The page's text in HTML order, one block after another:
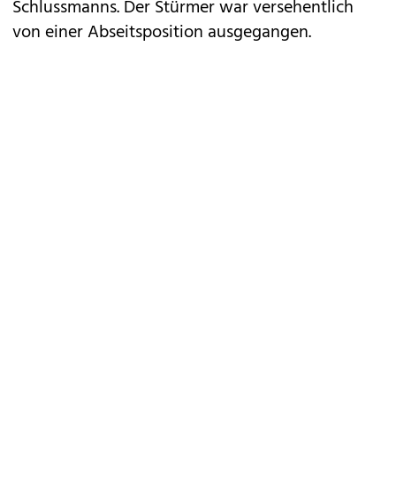
Schlussmanns. Der Stürmer war versehentlich
von einer Abseitsposition ausgegangen.